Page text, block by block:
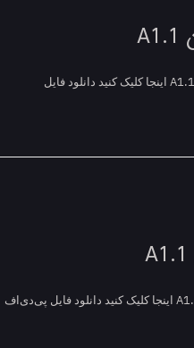
برای دیدن ویدیوی درس ششم کتاب منشن A1.1 اینجا کلیک کنید دانلود فایل
برای دیدن ویدیوی درس پنجم کتاب منشن A1.1 اینجا کلیک کنید دانلود فایل پی‌دی‌اف